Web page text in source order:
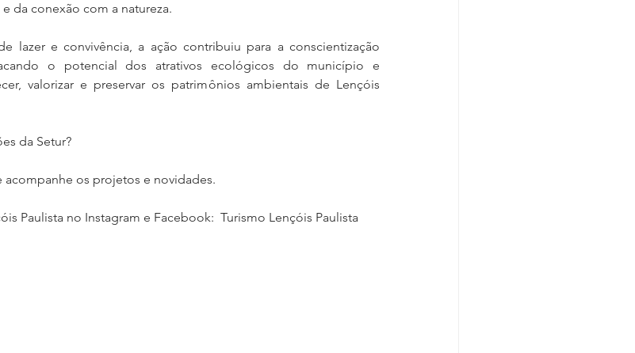
da conexão com a natureza.
lazer e convivência, a ação contribuiu para a conscientização
o potencial dos atrativos ecológicos do município e
valorizar e preservar os patrimônios ambientais de Lençóis
da Setur?
os projetos e novidades.
Paulista no Instagram e Facebook:  Turismo Lençóis Paulista